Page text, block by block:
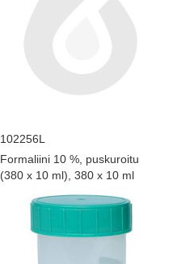
102256L
Formaliini 10 %, puskuroitu
(380 x 10 ml), 380 x 10 ml